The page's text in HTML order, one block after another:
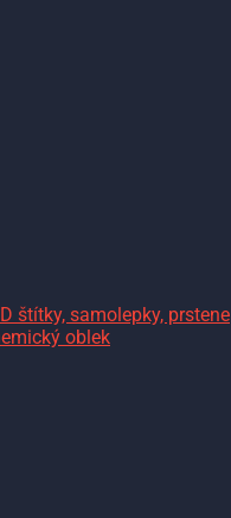
štítky, samolepky, prstene
oblek